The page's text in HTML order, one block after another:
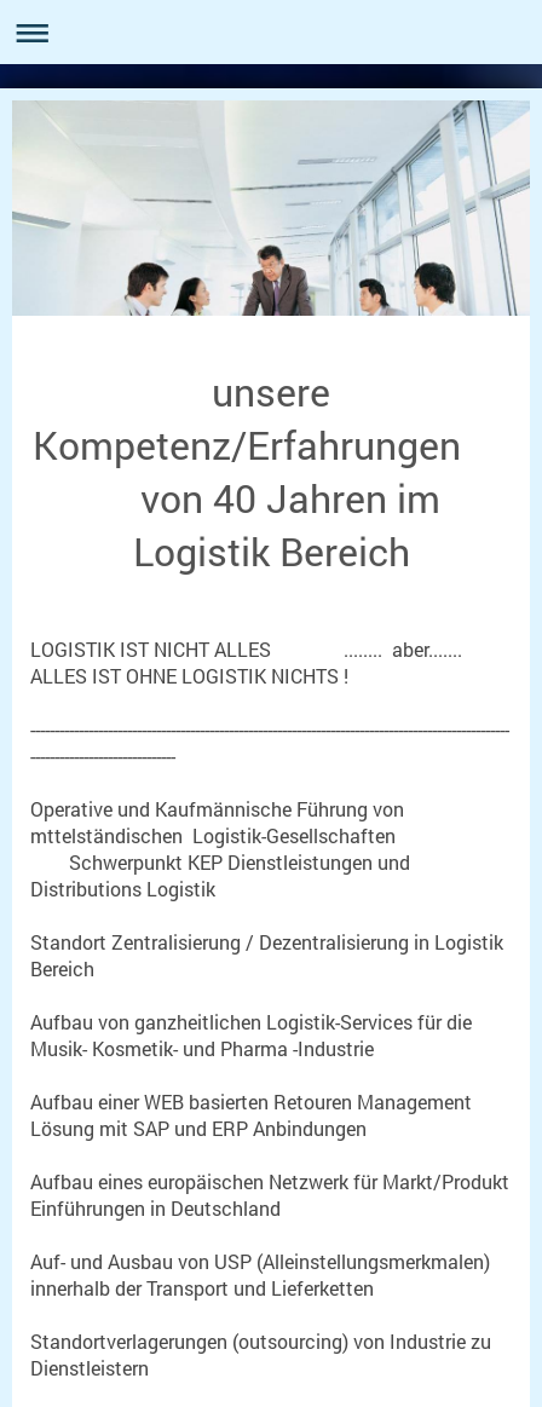
unsere
Kompetenz/Erfahrungen
von 40 Jahren im
Logistik Bereich
LOGISTIK IST NICHT ALLES ........ aber.......
ALLES IST OHNE LOGISTIK NICHTS !
---------------------------------------------------------------------------------------------------
------------------------------
Operative und Kaufmännische Führung von
mttelständischen Logistik-Gesellschaften
Schwerpunkt KEP Dienstleistungen und
Distributions Logistik
Standort Zentralisierung / Dezentralisierung in Logistik
Bereich
Aufbau von ganzheitlichen Logistik-Services für die
Musik- Kosmetik- und Pharma -Industrie
Aufbau einer WEB basierten Retouren Management
Lösung mit SAP und ERP Anbindungen
Aufbau eines europäischen Netzwerk für Markt/Produkt
Einführungen in Deutschland
Auf- und Ausbau von USP (Alleinstellungsmerkmalen)
innerhalb der Transport und Lieferketten
Standortverlagerungen (outsourcing) von Industrie zu
Dienstleistern